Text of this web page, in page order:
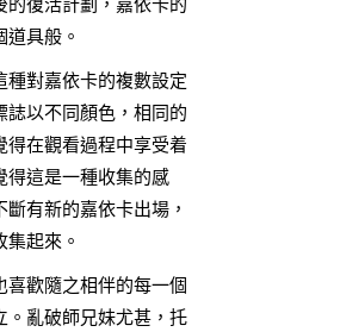
的復活計劃，嘉依卡的
具般。
種對嘉依卡的複數設定
誌以不同顏色，相同的
得在觀看過程中享受着
得這是一種收集的感
有新的嘉依卡出場，
起來。
歡隨之相伴的每一個
。亂破師兄妹尤甚，托